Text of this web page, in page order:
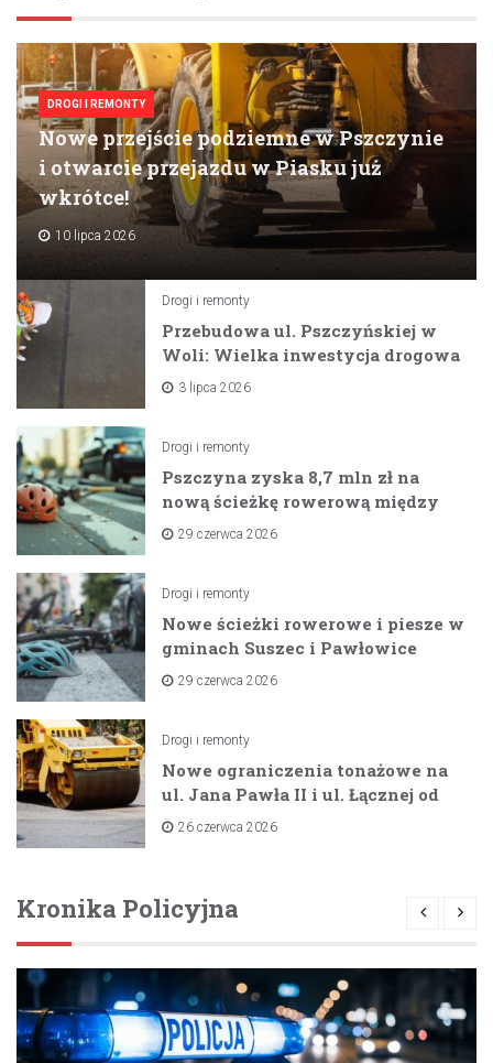
DROGI I REMONTY
Nowe przejście podziemne w Pszczynie
i otwarcie przejazdu w Piasku już
wkrótce!
10 lipca 2026
Drogi i remonty
Przebudowa ul. Pszczyńskiej w
Woli: Wielka inwestycja drogowa
na horyzoncie
3 lipca 2026
Drogi i remonty
Pszczyna zyska 8,7 mln zł na
nową ścieżkę rowerową między
zaporami
29 czerwca 2026
Drogi i remonty
Nowe ścieżki rowerowe i piesze w
gminach Suszec i Pawłowice
dzięki unijnemu wsparciu
29 czerwca 2026
Drogi i remonty
Nowe ograniczenia tonażowe na
ul. Jana Pawła II i ul. Łącznej od
lipca 2026 roku
26 czerwca 2026
Kronika Policyjna